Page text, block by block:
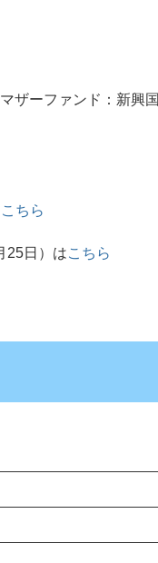
ザーファンド：新興国
こちら
25日）はこちら